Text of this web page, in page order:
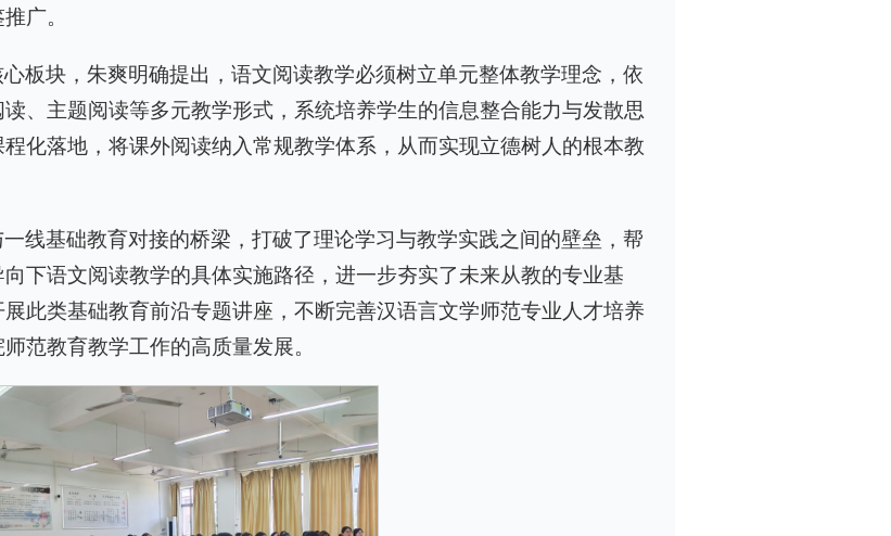
广。
板块，朱爽明确提出，语文阅读教学必须树立单元整体教学理念，依
、主题阅读等多元教学形式，系统培养学生的信息整合能力与发散思
化落地，将课外阅读纳入常规教学体系，从而实现立德树人的根本教
线基础教育对接的桥梁，打破了理论学习与教学实践之间的壁垒，帮
下语文阅读教学的具体实施路径，进一步夯实了未来从教的专业基
此类基础教育前沿专题讲座，不断完善汉语言文学师范专业人才培养
范教育教学工作的高质量发展。